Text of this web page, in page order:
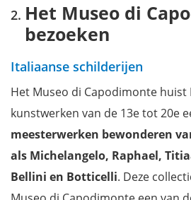
Het Museo di
bezoeken
Italiaanse schilderijen
Het Museo di Capodimonte huist
kunstwerken van de 13e tot 20e
meesterwerken bewonderen
als Michelangelo, Raphael,
Bellini en Botticelli. Deze